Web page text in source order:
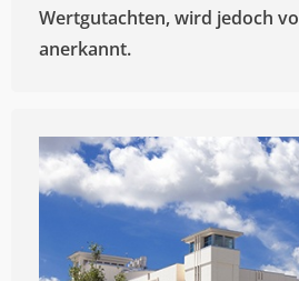
Wertgutachten, wird jedoch
anerkannt.